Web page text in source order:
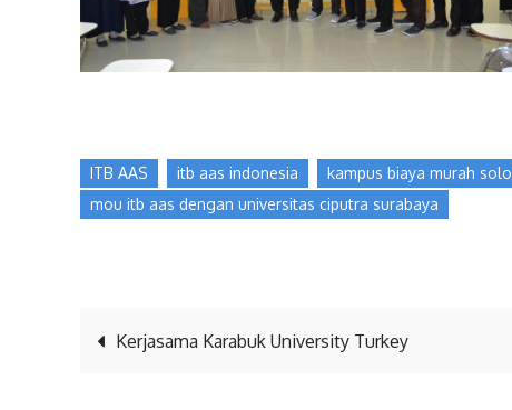
ITB AAS itb aas indonesia kampus biaya murah solo
mou itb aas dengan universitas ciputra surabaya
Kerjasama Karabuk University Turkey